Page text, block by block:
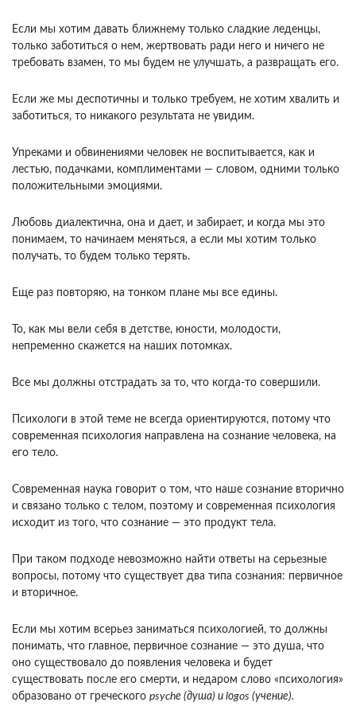
Если мы хотим давать ближнему только сладкие леденцы,
только заботиться о нем, жертвовать ради него и ничего не
требовать взамен, то мы будем не улучшать, а развращать его.
Если же мы деспотичны и только требуем, не хотим хвалить и
заботиться, то никакого результата не увидим.
Упреками и обвинениями человек не воспитывается, как и
лестью, подачками, комплиментами — словом, одними только
положительными эмоциями.
Любовь диалектична, она и дает, и забирает, и когда мы это
понимаем, то начинаем меняться, а если мы хотим только
получать, то будем только терять.
Еще раз повторяю, на тонком плане мы все едины.
То, как мы вели себя в детстве, юности, молодости,
непременно скажется на наших потомках.
Все мы должны отстрадать за то, что когда-то совершили.
Психологи в этой теме не всегда ориентируются, потому что
современная психология направлена на сознание человека, на
его тело.
Современная наука говорит о том, что наше сознание вторично
и связано только с телом, поэтому и современная психология
исходит из того, что сознание — это продукт тела.
При таком подходе невозможно найти ответы на серьезные
вопросы, потому что существует два типа сознания: первичное
и вторичное.
Если мы хотим всерьез заниматься психологией, то должны
понимать, что главное, первичное сознание — это душа, что
оно существовало до появления человека и будет
существовать после его смерти, и недаром слово «психология»
образовано от греческого psychе (душа) и lоgos (учение).